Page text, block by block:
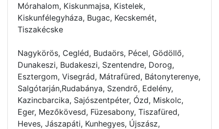
Mórahalom, Kiskunmajsa, Kistelek,
Kiskunfélegyháza, Bugac, Kecskemét,
Tiszakécske
Nagykörös, Cegléd, Budaörs, Pécel, Gödöllő,
Dunakeszi, Budakeszi, Szentendre, Dorog,
Esztergom, Visegrád, Mátrafüred, Bátonyterenye,
Salgótarján,Rudabánya, Szendrő, Edelény,
Kazincbarcika, Sajószentpéter, Ózd, Miskolc,
Eger, Mezőkövesd, Füzesabony, Tiszafüred,
Heves, Jászapáti, Kunhegyes, Újszász,